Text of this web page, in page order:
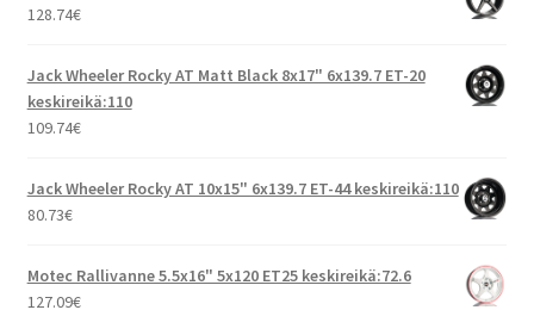
128.74€
Jack Wheeler Rocky AT Matt Black 8x17" 6x139.7 ET-20
keskireikä:110
109.74€
Jack Wheeler Rocky AT 10x15" 6x139.7 ET-44 keskireikä:110
80.73€
Motec Rallivanne 5.5x16" 5x120 ET25 keskireikä:72.6
127.09€